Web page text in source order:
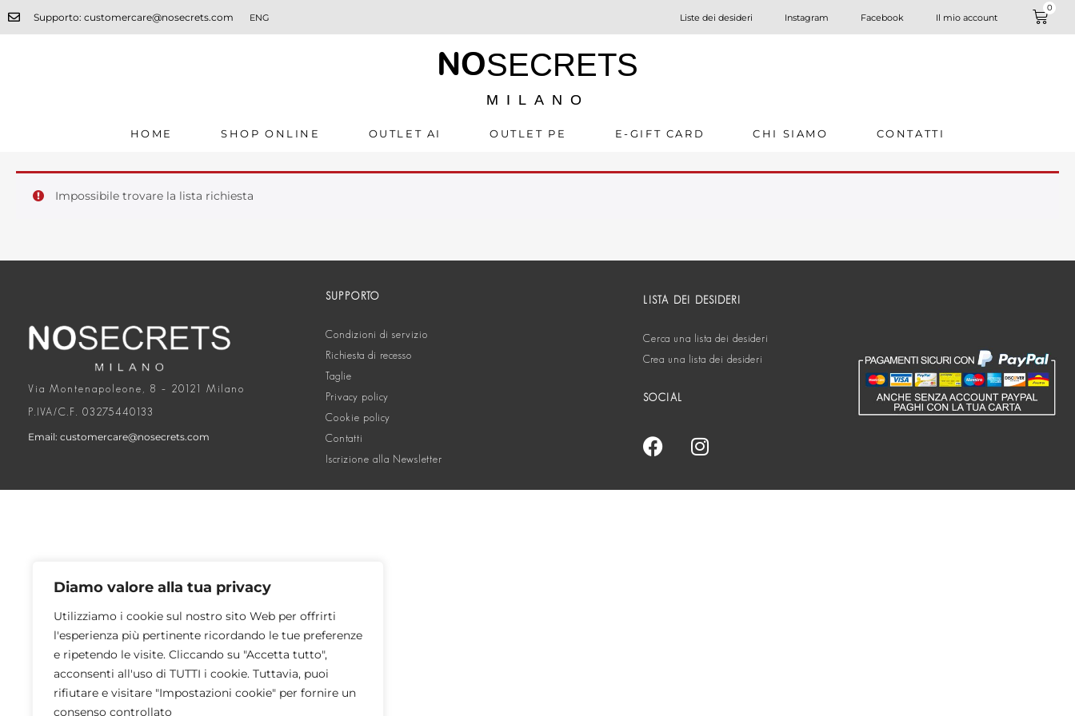
Diamo valore alla tua privacy
Utilizziamo i cookie sul nostro sito Web per offrirti
l'esperienza più pertinente ricordando le tue preferenze
e ripetendo le visite. Cliccando su "Accetta tutto",
acconsenti all'uso di TUTTI i cookie. Tuttavia, puoi
rifiutare e visitare "Impostazioni cookie" per fornire un
consenso controllato
Supporto: customercare@nosecrets.com ENG Liste dei desideri Instagram Facebook Il mio account
0
NOSECRETS
MILANO
HOME SHOP ONLINE OUTLET AI OUTLET PE E-GIFT CARD CHI SIAMO CONTATTI
Impossibile trovare la lista richiesta
Via Montenapoleone, 8 – 20121 Milano
P.IVA/C.F. 03275440133
Email: customercare@nosecrets.com
SUPPORTO
Condizioni di servizio
Richiesta di recesso
Taglie
Privacy policy
Cookie policy
Contatti
Iscrizione alla Newsletter
LISTA DEI DESIDERI
Cerca una lista dei desideri
Crea una lista dei desideri
SOCIAL